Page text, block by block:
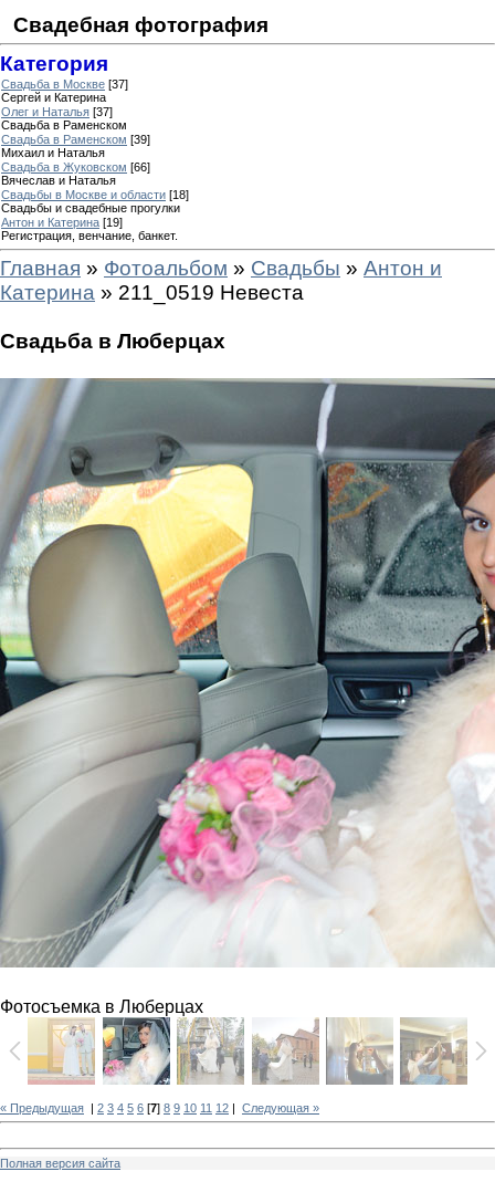
Свадебная фотография
Категория
Свадьба в Москве [37]
Сергей и Катерина
Олег и Наталья [37]
Свадьба в Раменском
Свадьба в Раменском [39]
Михаил и Наталья
Свадьба в Жуковском [66]
Вячеслав и Наталья
Свадьбы в Москве и области [18]
Свадьбы и свадебные прогулки
Антон и Катерина [19]
Регистрация, венчание, банкет.
Главная » Фотоальбом » Свадьбы » Антон и
Катерина » 211_0519 Невеста
Свадьба в Люберцах
Фотосъемка в Люберцах
« Предыдущая 2 3 4 5 6 [7] 8 9 10 11 12 Следующая »
Полная версия сайта